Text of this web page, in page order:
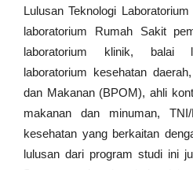
Lulusan Teknologi
laboratorium Rumah Sakit
laboratorium klinik, balai
laboratorium kesehatan
dan Makanan (BPOM), ahli
makanan dan minuman,
kesehatan yang berkaitan
lulusan dari program studi ini